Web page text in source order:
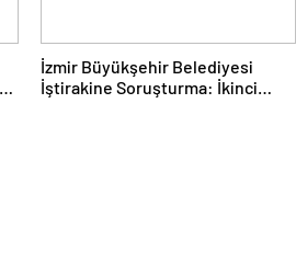
İzmir Büyükşehir Belediyesi
İştirakine Soruşturma: İkinci